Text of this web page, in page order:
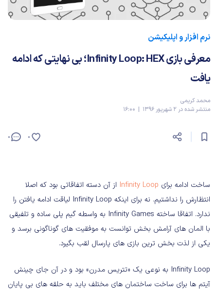
نرم افزار و اپلیکیشن
معرفی بازی Infinity Loop: HEX؛ بی نهایتی که ادامه
یافت
محمد کریمی
منتشر شده در 2 شهریور 1396 | 16:00
0 0
ساخت ادامه برای Infinity Loop از آن دسته اتفاقاتی بود که اصلا
انتظارش را نداشتیم. نه برای اینکه Infinity Loop لیاقت ادامه یافتن را
ندارد. اتفاقا ساخته Infinity Games به واسطه گیم پلی ساده و تلفیقی
با المان های آرامش بخش توانست به موفقیت های گوناگونی برسد و
یکی از لذت بخش ترین بازی های پارسال لقب بگیرد.
Infinity Loop به نوعی یک «تتریس مدرن» بود و در آن جای چینش
آیتم ها برای ساخت ساختمان های مختلف باید به حلقه های بی پایان